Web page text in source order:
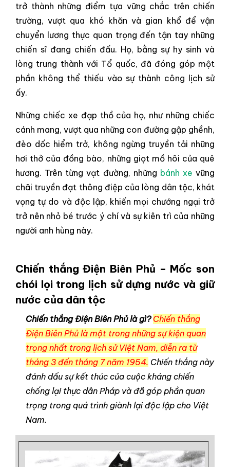
trở thành những điểm tựa vững chắc trên chiến
trường, vượt qua khó khăn và gian khổ để vận
chuyển lương thực quan trọng đến tận tay những
chiến sĩ đang chiến đấu. Họ, bằng sự hy sinh và
lòng trung thành với Tổ quốc, đã đóng góp một
phần không thể thiếu vào sự thành công lịch sử
ấy.
Những chiếc xe đạp thồ của họ, như những chiếc
cánh mang, vượt qua những con đường gập ghềnh,
đèo dốc hiểm trở, không ngừng truyền tải những
hơi thở của đồng bào, những giọt mồ hôi của quê
hương. Trên từng vạt đường, những bánh xe vững
chãi truyền đạt thông điệp của lòng dân tộc, khát
vọng tự do và độc lập, khiến mọi chướng ngại trở
trở nên nhỏ bé trước ý chí và sự kiên trì của những
người anh hùng này.
Chiến thắng Điện Biên Phủ – Mốc son
chói lọi trong lịch sử dựng nước và giữ
nước của dân tộc
Chiến thắng Điện Biên Phủ là gì? Chiến thắng
Điện Biên Phủ là một trong những sự kiện quan
trọng nhất trong lịch sử Việt Nam, diễn ra từ
tháng 3 đến tháng 7 năm 1954. Chiến thắng này
đánh dấu sự kết thúc của cuộc kháng chiến
chống lại thực dân Pháp và đã góp phần quan
trọng trong quá trình giành lại độc lập cho Việt
Nam.